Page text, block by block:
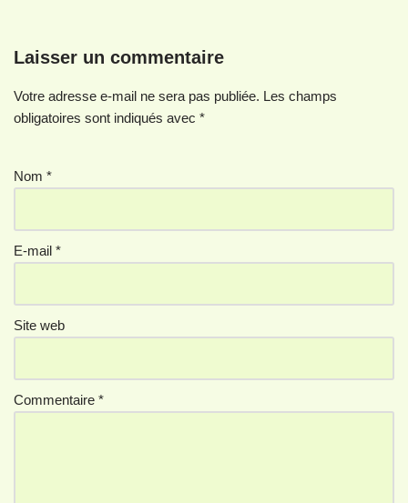
Laisser un commentaire
Votre adresse e-mail ne sera pas publiée. Les champs
obligatoires sont indiqués avec *
Nom *
E-mail *
Site web
Commentaire *